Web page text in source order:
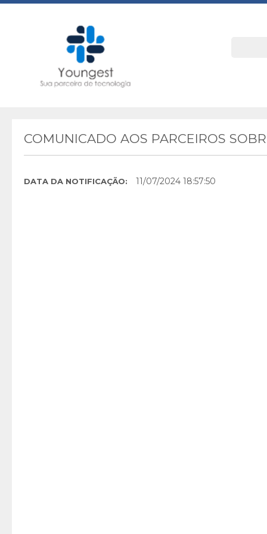
COMUNICADO AOS PARCEIROS
DATA DA NOTIFICAÇÃO: 11/07/2024 18:57:50